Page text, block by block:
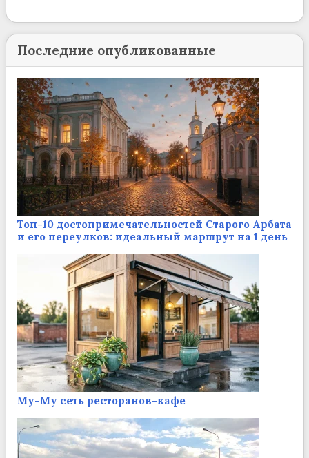
Последние опубликованные
Топ-10 достопримечательностей Старого Арбата
и его переулков: идеальный маршрут на 1 день
Му-Му сеть ресторанов-кафе